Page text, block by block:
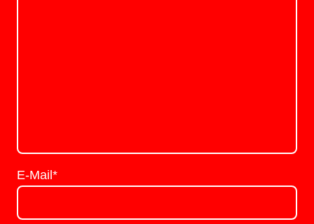
E-Mail *